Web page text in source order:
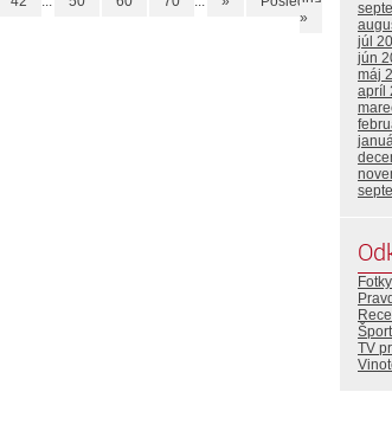
»
júl
jún
máj
apríl
Fotky
Šport
TV